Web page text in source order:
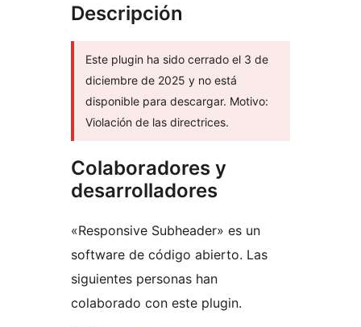
Descripción
Este plugin ha sido cerrado el 3 de
diciembre de 2025 y no está
disponible para descargar. Motivo:
Violación de las directrices.
Colaboradores y
desarrolladores
«Responsive Subheader» es un
software de código abierto. Las
siguientes personas han
colaborado con este plugin.